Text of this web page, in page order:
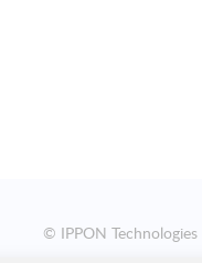
© IPPON Technologies